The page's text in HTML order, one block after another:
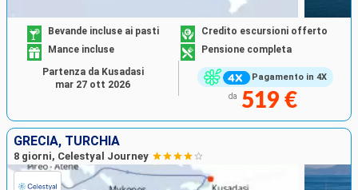
Pagamento in 4X
Bevande incluse ai pasti
Credito escursioni offerto
Mance incluse
Pensione completa
da 519 €
Partenza da Kusadasi
mar 27 ott 2026
GRECIA, TURCHIA
8 giorni, Celestyal Journey